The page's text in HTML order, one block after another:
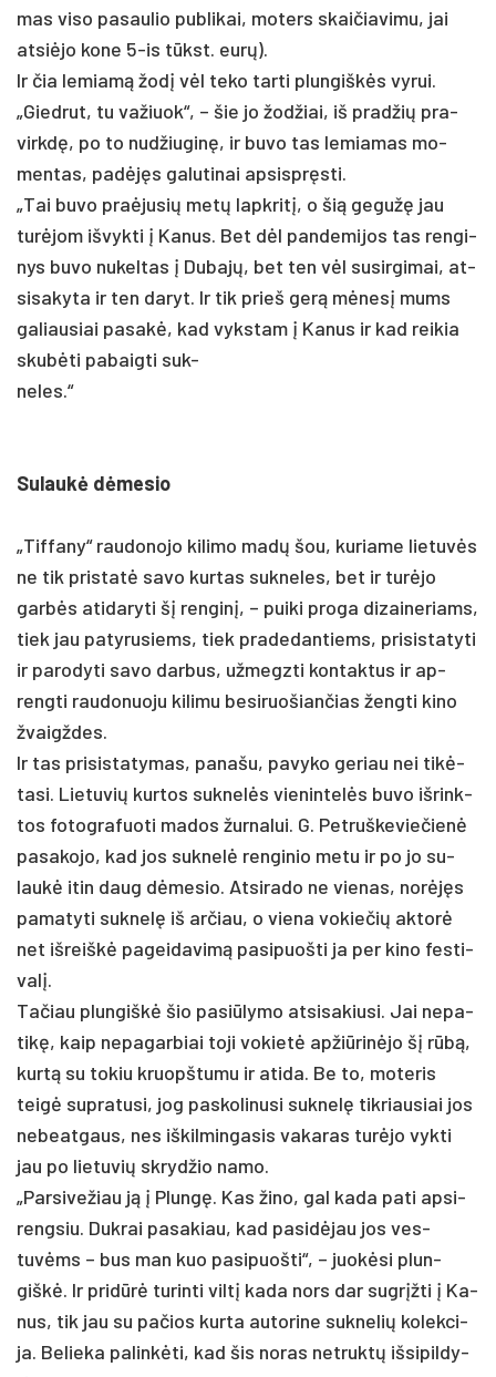
mas vi­so pa­sau­lio pub­li­kai, mo­ters skai­čia­vi­mu, jai
at­si­ėjo ko­ne 5-is tūkst. eurų).
Ir čia le­miamą žodį vėl te­ko tar­ti plun­giškės vy­rui.
„Gied­rut, tu va­žiuok“, – šie jo žod­žiai, iš pra­džių pra­
virkdę, po to nu­džiu­ginę, ir bu­vo tas le­mia­mas mo­
men­tas, pa­dėjęs ga­lu­ti­nai ap­si­spręsti.
„Tai bu­vo pra­ėju­sių metų lapk­ritį, o šią ge­gužę jau
turė­jom iš­vyk­ti į Ka­nus. Bet dėl pan­de­mi­jos tas ren­gi­
nys bu­vo nu­kel­tas į Du­bajų, bet ten vėl su­si­rgi­mai, at­
si­sa­ky­ta ir ten da­ryt. Ir tik prie­š gerą mėnesį mums
ga­liau­siai pa­sakė, kad vyks­tam į Ka­nus ir kad rei­kia
skubė­ti pa­baig­ti su­k-
ne­les.“
Su­laukė dėme­sio
„Tif­fa­ny“ rau­do­no­jo ki­li­mo madų šou, ku­ria­me lie­tuvės
ne tik pri­statė sa­vo kur­tas su­kne­les, bet ir turė­jo
garbės ati­da­ry­ti šį ren­ginį, – pui­ki pro­ga di­zai­ne­riams,
tiek jau pa­ty­ru­siems, tiek pra­de­dan­tiems, pri­si­sta­ty­ti
ir pa­ro­dy­ti sa­vo dar­bus, už­megz­ti kon­tak­tus ir ap­
reng­ti rau­do­nuo­ju ki­li­mu be­si­ruo­šian­čias ženg­ti ki­no
žvaigž­des.
Ir tas pri­si­sta­ty­mas, pa­na­šu, pa­vy­ko ge­riau nei tikė­
ta­si. Lie­tu­vių kur­tos su­knelės vie­nin­telės bu­vo iš­rink­
tos fo­tog­ra­fuo­ti ma­dos žur­na­lui. G. Pet­ruš­ke­vie­čienė
pa­sa­ko­jo, kad jos su­knelė ren­gi­nio me­tu ir po jo su­
laukė itin daug dėme­sio. At­si­ra­do ne vie­nas, norėjęs
pa­ma­ty­ti su­knelę iš ar­čiau, o vie­na vo­kie­čių ak­torė
net iš­reiškė pa­gei­da­vimą pa­si­puoš­ti ja per ki­no fes­ti­
valį.
Ta­čiau plun­giškė šio pa­si­ūly­mo at­si­sa­kiu­si. Jai ne­pa­
tikę, kaip ne­pa­gar­biai to­ji vo­kietė ap­žiū­rinė­jo šį rūbą,
kurtą su to­kiu kruopš­tu­mu ir ati­da. Be to, mo­te­ris
teigė su­pra­tu­si, jog pa­sko­li­nu­si su­knelę tik­riau­siai jos
ne­beat­gaus, nes iš­kil­min­ga­sis va­ka­ras turė­jo vyk­ti
jau po lie­tu­vių skryd­žio na­mo.
„Par­si­ve­žiau ją į Plungę. Kas ži­no, gal ka­da pa­ti ap­si­
reng­siu. Duk­rai pa­sa­kiau, kad pa­si­dėjau jos ves­
tuvėms – bus man kuo pa­si­puoš­ti“, – juokė­si plun­
giškė. Ir pri­dūrė tu­rinti viltį ka­da nors dar su­grįžti į Ka­
nus, tik jau su pa­čios kur­ta au­to­ri­ne su­kne­lių ko­lek­ci­
ja. Be­lie­ka pa­linkė­ti, kad šis no­ras ne­truktų iš­si­pil­dy­